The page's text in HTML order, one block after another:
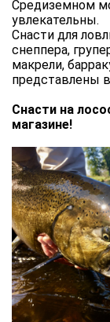
Средиземном
увлекательны.
Снасти для
снеппера,
макрели,
представлены
Снасти на
магазине!